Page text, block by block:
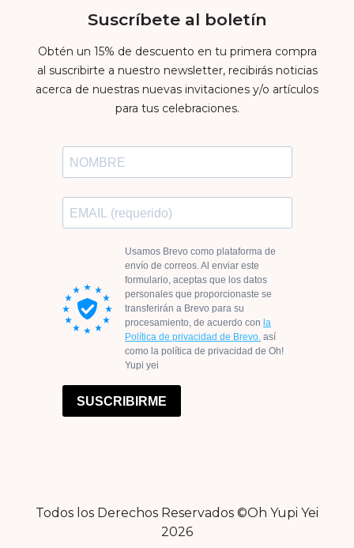
Suscríbete al boletín
Obtén un 15% de descuento en tu primera compra
al suscribirte a nuestro newsletter, recibirás noticias
acerca de nuestras nuevas invitaciones y/o artículos
para tus celebraciones.
Todos los Derechos Reservados ©Oh Yupi Yei
2026